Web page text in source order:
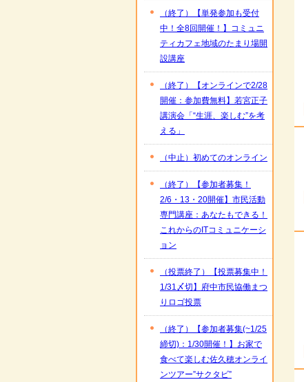
（終了）【単発参加も受付
中！全8回開催！】コミュニ
ティカフェ地域のたまり場開
設講座
（終了）【オンラインで2/28
開催：参加費無料】若宮正子
講演会「“生涯、楽しむ”を考
える」
（中止）初めてのオンライン
（終了）【参加者募集！
2/6・13・20開催】市民活動
専門講座：あなたもできる！
これからのITコミュニケーシ
ョン
（投票終了）【投票募集中！
1/31〆切】府中市民協働まつ
りロゴ投票
（終了）【参加者募集(~1/25
締切)：1/30開催！】お家で
食べて楽しむ佐久穂オンライ
ンツアー”サクタビ”